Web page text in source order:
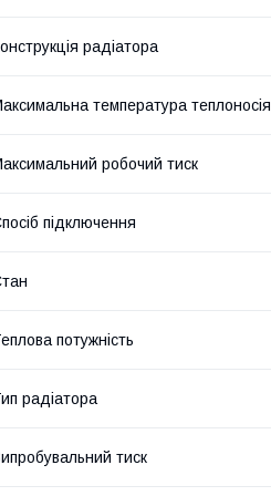
радіатора
температура теплоносія
робочий тиск
підключення
потужність
радіатора
тиск